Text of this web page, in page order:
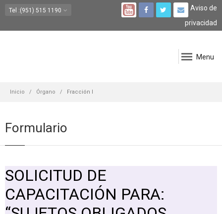
Tel :(951) 515 1190
Aviso de
privacidad
Menu
Inicio Órgano Fracción I
Formulario